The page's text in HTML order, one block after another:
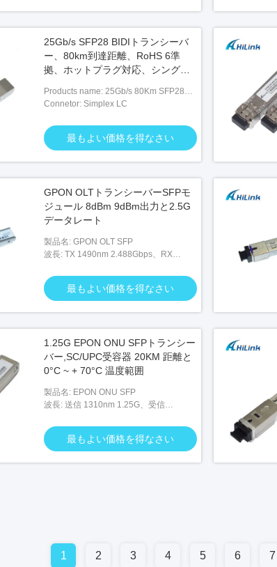
のトラン
てScのコ
25Gb/s SFP28 BIDI 40kmの光学トラン
シーバー モジュール25G BIDI SFP28
40KMのイーサネット
最もよい価格を得なさい
25Gb/s SFP28 BIDIトランシーバ
ー、80km到達距離、RoHS 6準
拠、ホットプラグ対応、シングル
Products name: 25Gb/s 80Km SFP28
BIDI Transceivers
Connetor: Simplex LC
最もよい価格を得なさい
GPON OLTトランシーバーSFPモ
ジュール 8dBm 9dBm出力と2.5G
データレート
製品名: GPON OLT SFP
波長: TX 1490nm 2.488Gbps、RX
最もよい価格を得なさい
1.25G EPON ONU SFPトランシー
バー,SC/UPC受容器 20KM 距離と
0°C ~ + 70°C 温度範囲
製品名: EPON ONU SFP
波長: 送信 1310nm 1.25G、受信
最もよい価格を得なさい
1 2 3 4 5 6 7